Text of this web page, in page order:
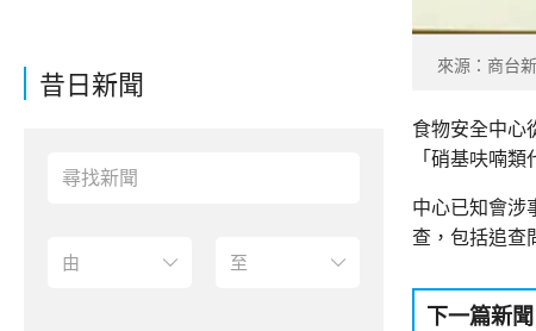
昔日新聞
來源：商台
食物安全中心
「硝基呋喃
中心已知會涉
查，包括追查
下一篇新聞